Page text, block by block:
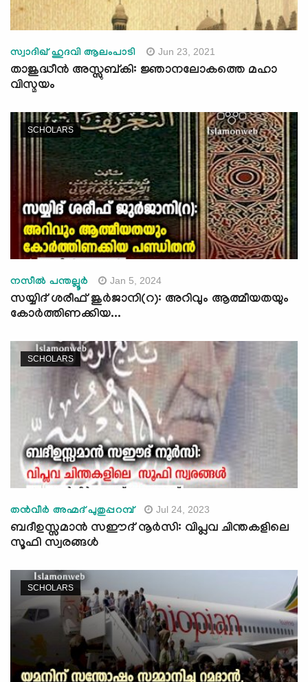
സ്വാദിഖ് ഹുദവി ആലംപാടി Jun 23, 2021
താജുദ്ധീൻ അസ്സുബ്കി: ജ്ഞാനലോകത്തെ മഹാ
വിസ്മയം
SCHOLARS
നസീൽ പന്തല്ലൂർ Jan 5, 2024
സയ്യിദ് ശരീഫ് ജുർജാനി(റ): അറിവും ആത്മീയതയും
കോർത്തിണക്കിയ...
SCHOLARS
തന്‍വീര്‍ അഹ്മദ് പുതുപ്പറമ്പ് Jul 24, 2023
ബദീഉസ്സമാൻ സഈദ് നൂർസി: വിപ്ലവ ചിന്തകളിലെ
സൂഫി സ്വരങ്ങള്‍
SCHOLARS